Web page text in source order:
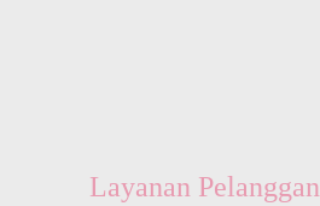
Layanan Pelanggan